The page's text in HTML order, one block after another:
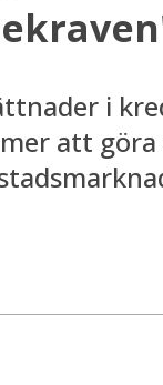
i
att